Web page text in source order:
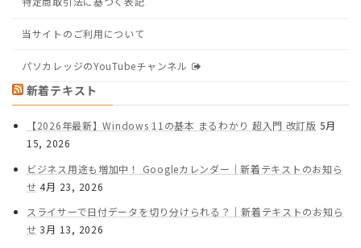
当サイトのご利用について
パソカレッジのYouTubeチャンネル
新着テキスト
【2026年最新】Windows 11の基本 まるわかり 超入門 改訂版 5月
15, 2026
ビジネス用途も増加中！ Googleカレンダー｜新着テキストのお知ら
せ 4月 23, 2026
スライサーで日付データを切り分けられる？｜新着テキストのお知ら
せ 3月 13, 2026